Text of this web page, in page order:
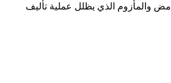
والمأزوم الذي يظلل عملية تأليف